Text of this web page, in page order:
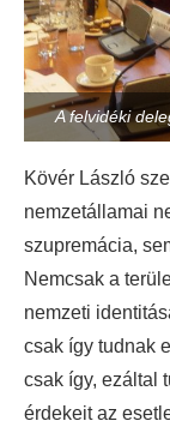
A felvidéki
Kövér László
nemzetállamai
szupremácia,
Nemcsak a
nemzeti
csak így tudnak
csak így, ezáltal
érdekeit az